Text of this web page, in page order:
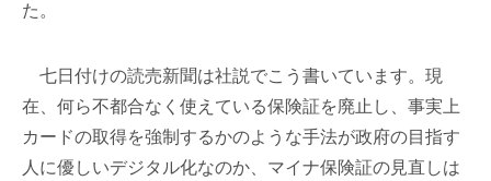
た。
七日付けの読売新聞は社説でこう書いています。現
在、何ら不都合なく使えている保険証を廃止し、事実上
カードの取得を強制するかのような手法が政府の目指す
人に優しいデジタル化なのか、マイナ保険証の見直しは